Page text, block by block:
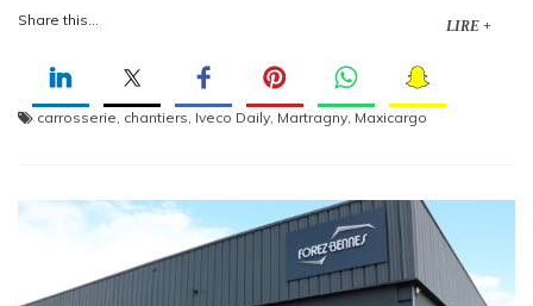
Share this... LIRE +
carrosserie, chantiers, Iveco Daily, Martragny, Maxicargo